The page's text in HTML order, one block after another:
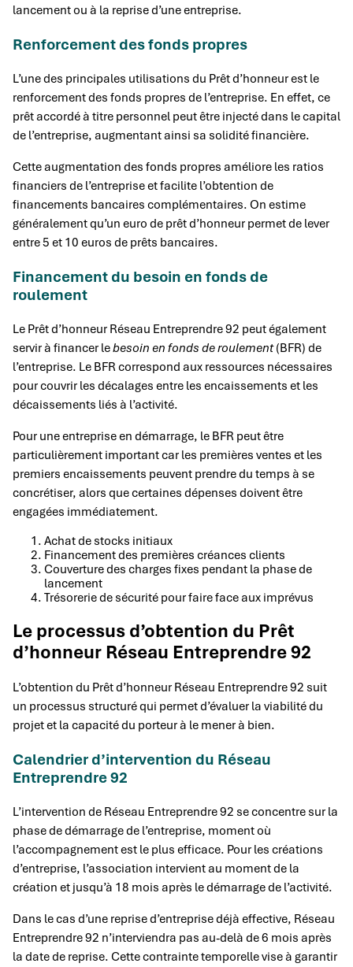
lancement ou à la reprise d’une entreprise.
Renforcement des fonds propres
L’une des principales utilisations du Prêt d’honneur est le
renforcement des fonds propres de l’entreprise. En effet, ce
prêt accordé à titre personnel peut être injecté dans le capital
de l’entreprise, augmentant ainsi sa solidité financière.
Cette augmentation des fonds propres améliore les ratios
financiers de l’entreprise et facilite l’obtention de
financements bancaires complémentaires. On estime
généralement qu’un euro de prêt d’honneur permet de lever
entre 5 et 10 euros de prêts bancaires.
Financement du besoin en fonds de
roulement
Le Prêt d’honneur Réseau Entreprendre 92 peut également
servir à financer lebesoin en fonds de roulement(BFR) de
l’entreprise. Le BFR correspond aux ressources nécessaires
pour couvrir les décalages entre les encaissements et les
décaissements liés à l’activité.
Pour une entreprise en démarrage, le BFR peut être
particulièrement important car les premières ventes et les
premiers encaissements peuvent prendre du temps à se
concrétiser, alors que certaines dépenses doivent être
engagées immédiatement.
Achat de stocks initiaux
Financement des premières créances clients
Couverture des charges fixes pendant la phase de
lancement
Trésorerie de sécurité pour faire face aux imprévus
Le processus d’obtention du Prêt
d’honneur Réseau Entreprendre 92
L’obtention du Prêt d’honneur Réseau Entreprendre 92 suit
un processus structuré qui permet d’évaluer la viabilité du
projet et la capacité du porteur à le mener à bien.
Calendrier d’intervention du Réseau
Entreprendre 92
L’intervention de Réseau Entreprendre 92 se concentre sur la
phase de démarrage de l’entreprise, moment où
l’accompagnement est le plus efficace. Pour les créations
d’entreprise, l’association intervient au moment de la
création et jusqu’à 18 mois après le démarrage de l’activité.
Dans le cas d’une reprise d’entreprise déjà effective, Réseau
Entreprendre 92 n’interviendra pas au-delà de 6 mois après
la date de reprise. Cette contrainte temporelle vise à garantir